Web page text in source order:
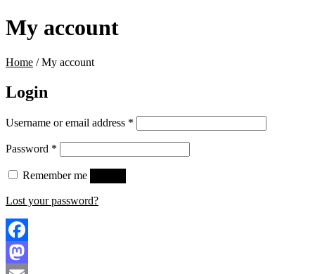
My account
Home / My account
Login
Username or email address *
Password *
Remember me
Lost your password?
Facebook